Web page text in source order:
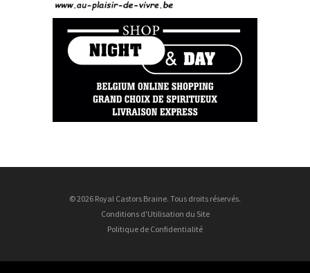
© 2026 Royal Castors Braine. Tous droits réservés.
Conditions d'Utilisation du Site
Politique de Confidentialité